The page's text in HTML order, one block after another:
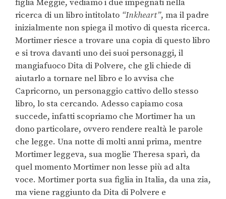
figlia Meggie, vediamo i due impegnati nella
ricerca di un libro intitolato “Inkheart”, ma il padre
inizialmente non spiega il motivo di questa ricerca.
Mortimer riesce a trovare una copia di questo libro
e si trova davanti uno dei suoi personaggi, il
mangiafuoco Dita di Polvere, che gli chiede di
aiutarlo a tornare nel libro e lo avvisa che
Capricorno, un personaggio cattivo dello stesso
libro, lo sta cercando. Adesso capiamo cosa
succede, infatti scopriamo che Mortimer ha un
dono particolare, ovvero rendere realtà le parole
che legge. Una notte di molti anni prima, mentre
Mortimer leggeva, sua moglie Theresa sparì, da
quel momento Mortimer non lesse più ad alta
voce. Mortimer porta sua figlia in Italia, da una zia,
ma viene raggiunto da Dita di Polvere e